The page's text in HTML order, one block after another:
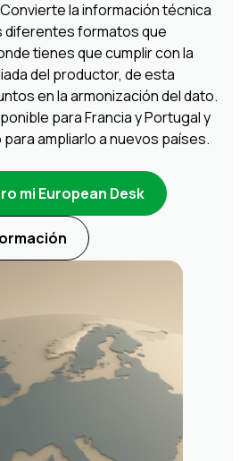
la información técnica
diferentes formatos que
tienes que cumplir con la
del productor, de esta
en la armonización del dato.
para Francia y Portugal y
ampliarlo a nuevos países.
mi European Desk